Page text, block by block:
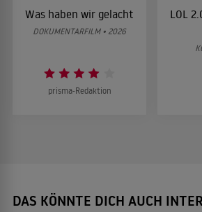
Was haben wir gelacht
DOKUMENTARFILM • 2026
prisma-Redaktion
LOL
DAS KÖNNTE DICH AUCH